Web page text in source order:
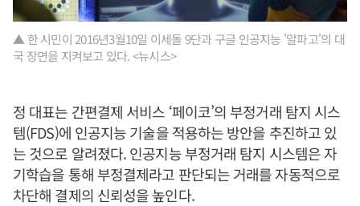
▲ 한 시민이 2016년3월10일 이세돌 9단과 구글 인공지능 '알파고'의 대
국 장면을 지켜보고 있다. <뉴시스>
정 대표는 간편결제 서비스 ‘페이코’의 부정거래 탐지 시스
템(FDS)에 인공지능 기술을 적용하는 방안을 추진하고 있
는 것으로 알려졌다. 인공지능 부정거래 탐지 시스템은 자
기학습을 통해 부정결제라고 판단되는 거래를 자동적으로
차단해 결제의 신뢰성을 높인다.